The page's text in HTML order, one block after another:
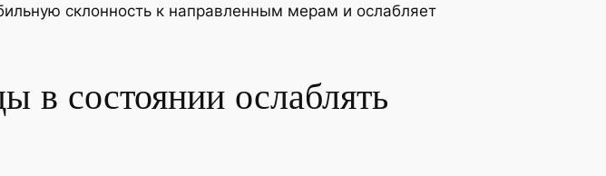
склонность к направленным мерам и ослабляет
состоянии ослаблять